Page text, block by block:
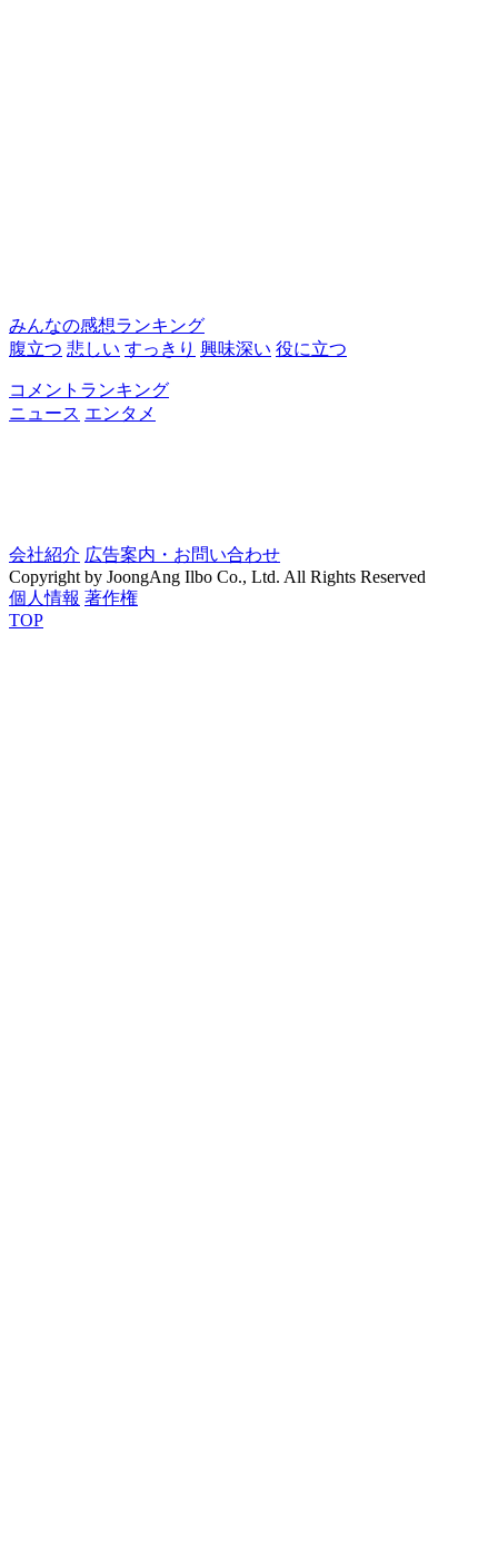
みんなの感想ランキング
腹立つ 悲しい すっきり 興味深い 役に立つ
コメントランキング
ニュース エンタメ
会社紹介 広告案内・お問い合わせ
Copyright by JoongAng Ilbo Co., Ltd. All Rights Reserved
個人情報 著作権
TOP